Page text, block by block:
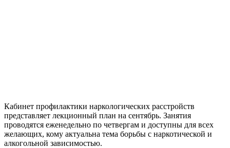
Кабинет профилактики наркологических расстройств
представляет лекционный план на сентябрь. Занятия
проводятся еженедельно по четвергам и доступны для всех
желающих, кому актуальна тема борьбы с наркотической и
алкогольной зависимостью.